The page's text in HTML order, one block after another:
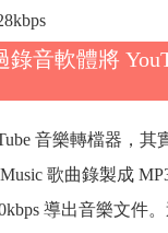
錄音軟體將
音樂轉檔器，其
歌曲錄製成
導出音樂文件